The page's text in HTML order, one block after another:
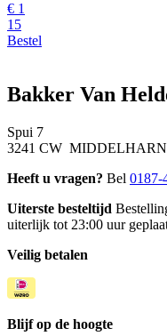
€ 1
15
Bestel
Bakker Van
Spui 7
3241 CW
Heeft u vragen? Bel 0187-
Uiterste besteltijd
uiterlijk tot 23:00 uur
Veilig betalen
Blijf op de hoogte